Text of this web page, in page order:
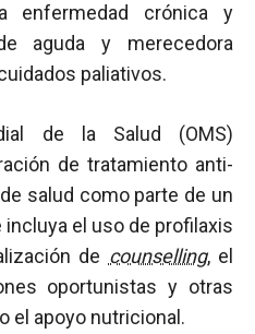
enfermedad crónica y
aguda y merecedora
paliativos.
de la Salud (OMS)
de tratamiento anti-
salud como parte de un
el uso de profilaxis
de counselling, el
oportunistas y otras
el apoyo nutricional.